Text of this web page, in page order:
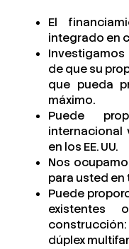
El
integrado en
de que su
que pueda
máximo.
Puede
internacional
en los EE. UU.
Nos
para usted
Puede
existentes
dúplex